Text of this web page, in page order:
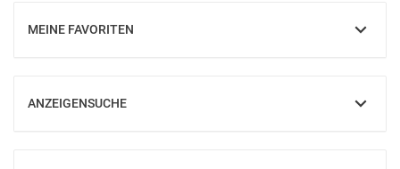
MEINE FAVORITEN
EINBLENDEN
ANZEIGENSUCHE
EINBLENDEN